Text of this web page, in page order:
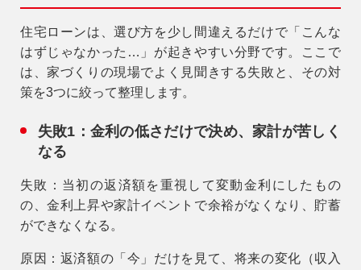
住宅ローンは、選び方を少し間違えるだけで「こんな
はずじゃなかった…」が起きやすい分野です。ここで
は、家づくりの現場でよく見聞きする失敗と、その対
策を3つに絞って整理します。
失敗1：金利の低さだけで決め、家計が苦しく
なる
失敗 ：当初の返済額を重視して変動金利にしたもの
の、金利上昇や家計イベントで余裕がなくなり、貯蓄
ができなくなる。
原因 ：返済額の「今」だけを見て、将来の変化（収入